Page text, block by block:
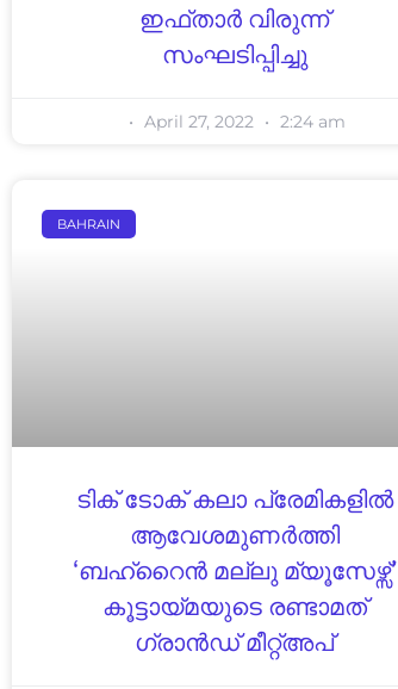
ഇഫ്‌താർ വിരുന്ന്
സംഘടിപ്പിച്ചു
April 27, 2022 2:24 am
BAHRAIN
ടിക് ടോക് കലാ പ്രേമികളിൽ
ആവേശമുണർത്തി
‘ബഹ്‌റൈൻ മല്ലു മ്യൂസേഴ്സ്‌’
കൂട്ടായ്മയുടെ രണ്ടാമത്
ഗ്രാൻഡ് മീറ്റ്അപ്